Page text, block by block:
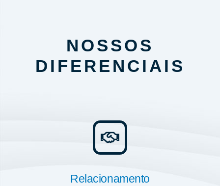
NOSSOS
DIFERENCIAIS
Relacionamento